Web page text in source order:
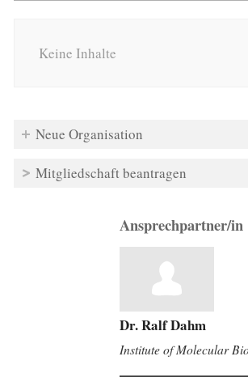
Keine Inhalte
Neue Organisation
Mitgliedschaft beantragen
Ansprechpartner/in
Dr. Ralf Dahm
Institute of Molecular